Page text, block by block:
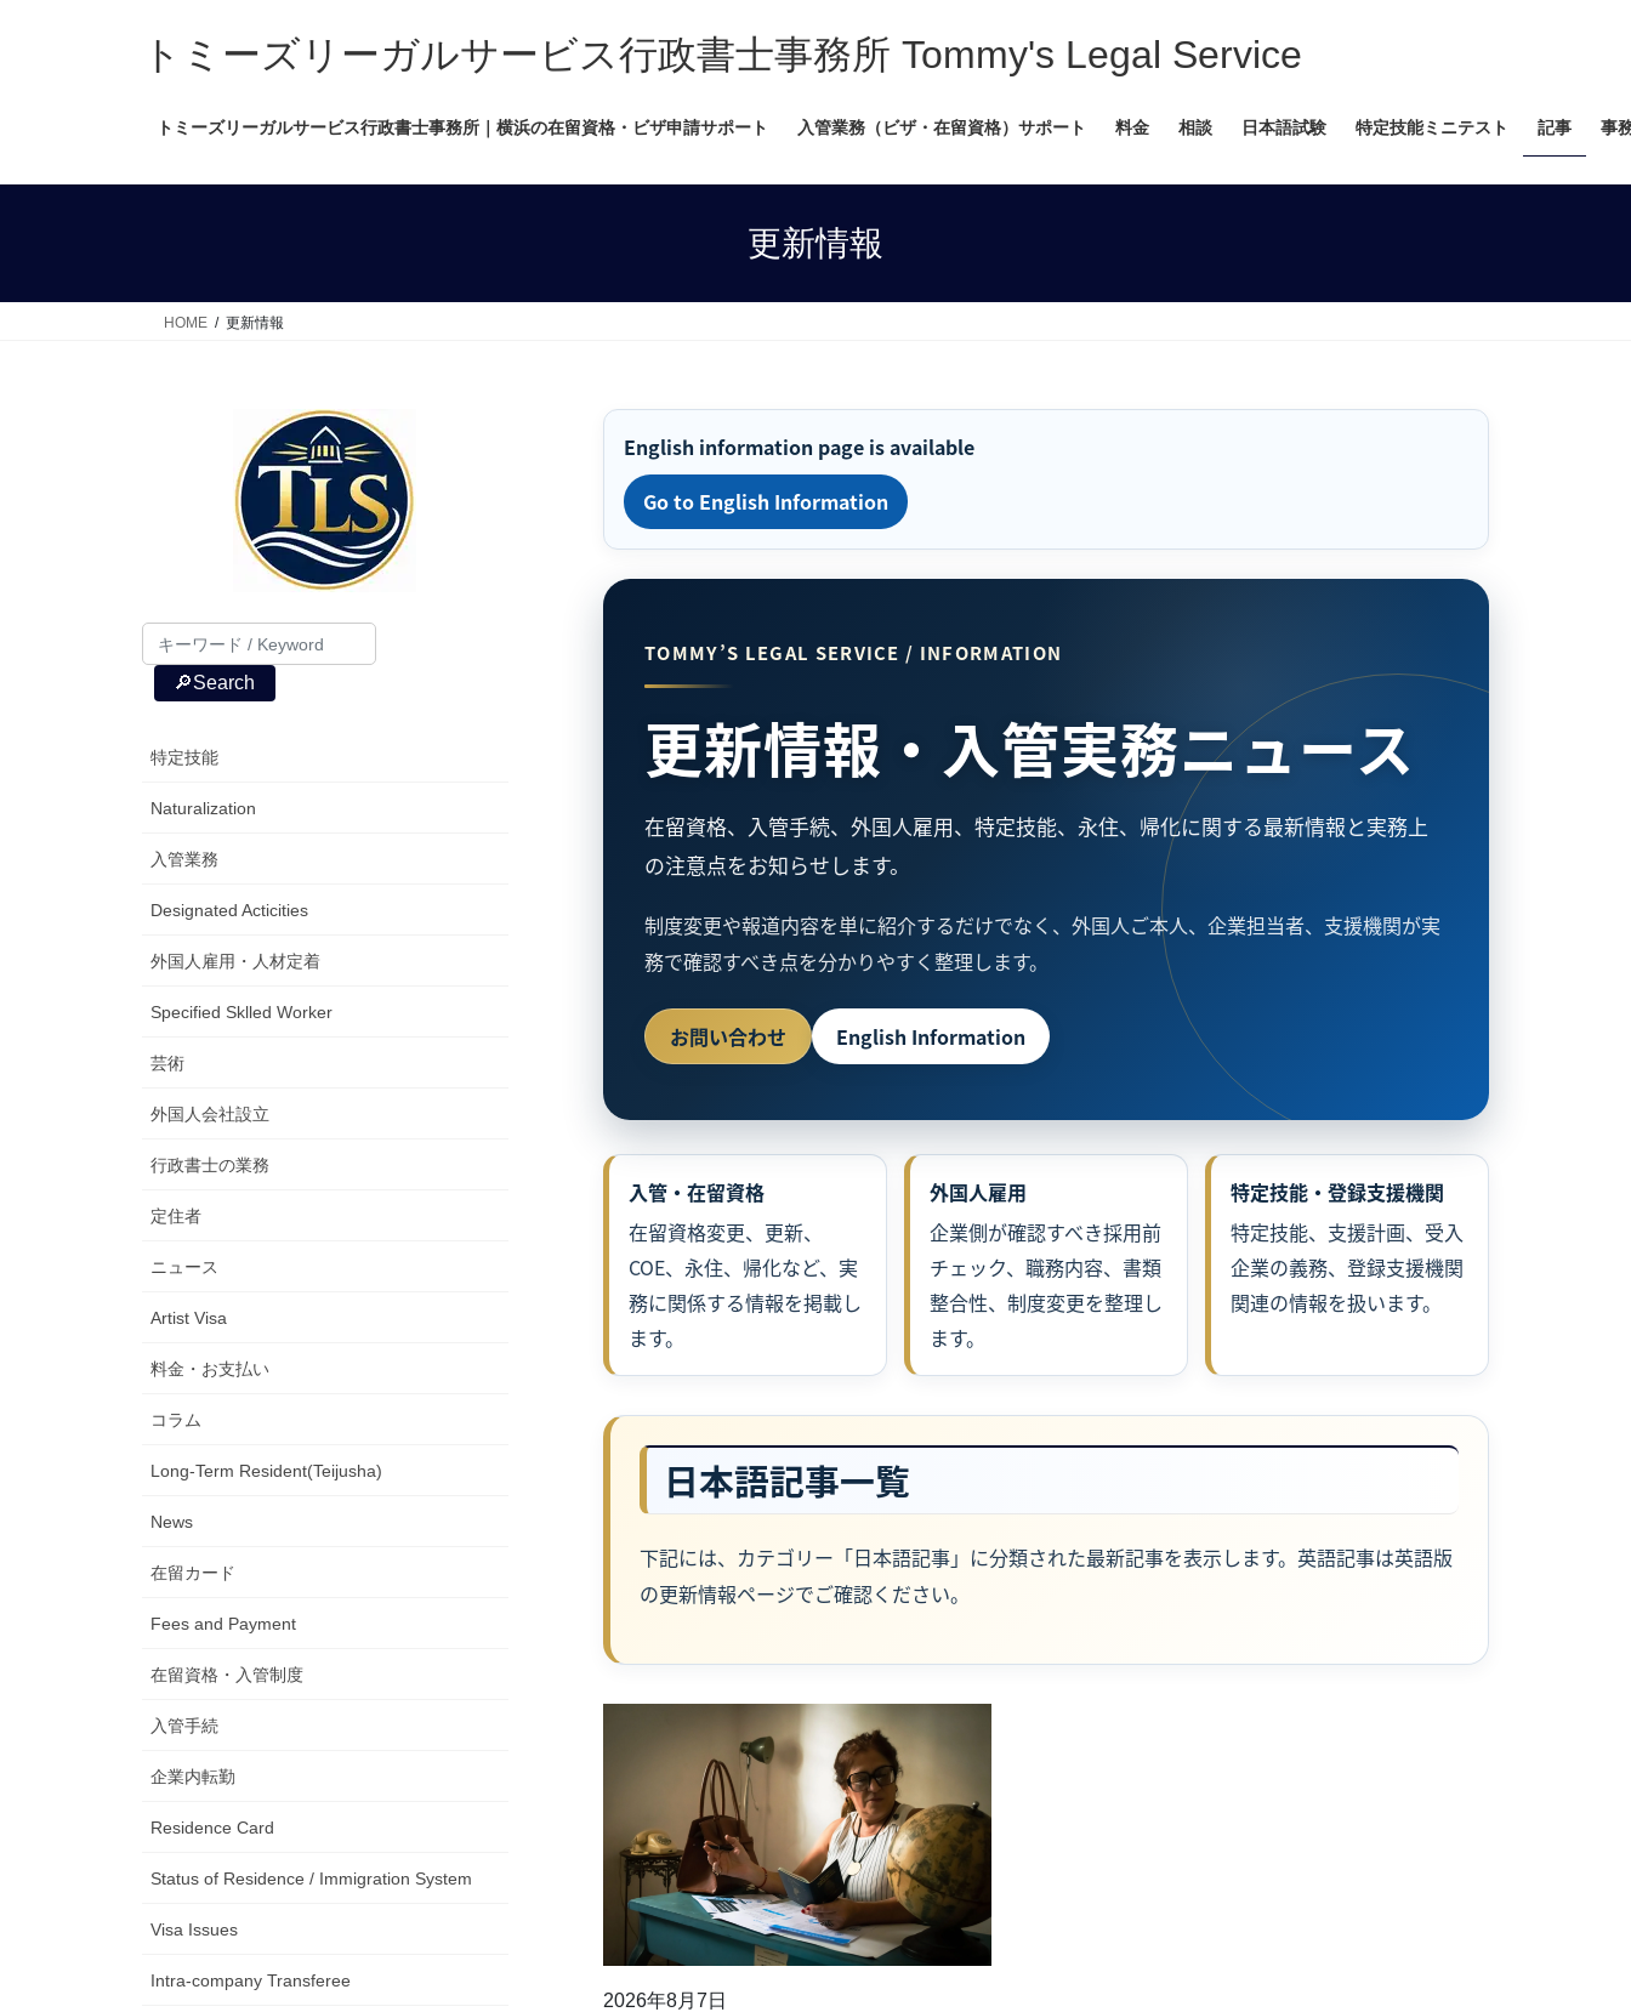
ス
ン
トミーズリーガルサービス行政書士事務所 Tommy's Legal Service
トミーズリーガルサービス行政書士事務所｜横浜の在留資格・ビザ申請サポート 入管業務（ビザ・在留資格）サポート 料金 相談 日本語試験 特定技能ミニテスト 記事 事
更新情報
HOME 更新情報
English information page is available
Go to English Information
TOMMY’S LEGAL SERVICE / INFORMATION
更新情報・入管実務ニュース
在留資格、入管手続、外国人雇用、特定技能、永住、帰化に関する最新情報と実務上
の注意点をお知らせします。
制度変更や報道内容を単に紹介するだけでなく、外国人ご本人、企業担当者、支援機関が実
務で確認すべき点を分かりやすく整理します。
お問い合わせ English Information
入管・在留資格
在留資格変更、更新、
COE、永住、帰化など、実
務に関係する情報を掲載し
ます。
外国人雇用
企業側が確認すべき採用前
チェック、職務内容、書類
整合性、制度変更を整理し
ます。
特定技能・登録支援機関
特定技能、支援計画、受入
企業の義務、登録支援機関
関連の情報を扱います。
日本語記事一覧
下記には、カテゴリー「日本語記事」に分類された最新記事を表示します。英語記事は英語版
の更新情報ページでご確認ください。
2026年8月7日
🔎Search
特定技能
Naturalization
入管業務
Designated Acticities
外国人雇用・人材定着
Specified Sklled Worker
芸術
外国人会社設立
行政書士の業務
定住者
ニュース
Artist Visa
料金・お支払い
コラム
Long-Term Resident(Teijusha)
News
在留カード
Fees and Payment
在留資格・入管制度
入管手続
企業内転勤
Residence Card
Status of Residence / Immigration System
Visa Issues
Intra-company Transferee